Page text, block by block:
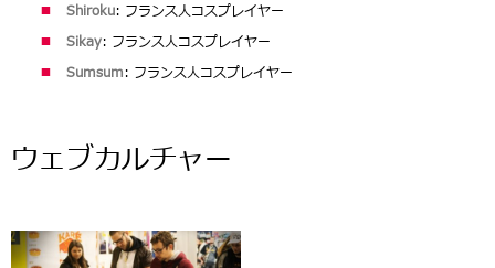
Shiroku: フランス人コスプレイヤー
Sikay: フランス人コスプレイヤー
Sumsum: フランス人コスプレイヤー
ウェブカルチャー